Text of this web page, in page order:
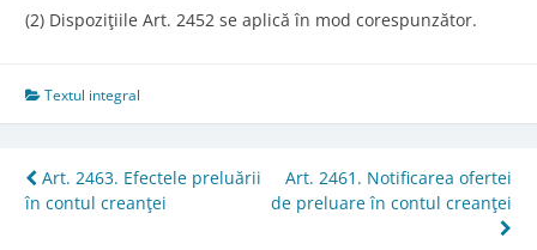
(2) Dispoziţiile Art. 2452 se aplică în mod corespunzător.
Textul integral
Post
navigation
Art. 2463. Efectele preluării
în contul creanţei
Art. 2461. Notificarea ofertei
de preluare în contul creanţei